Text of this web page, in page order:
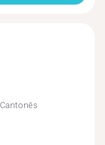
Cantonês